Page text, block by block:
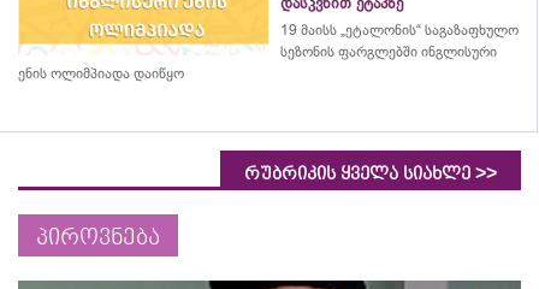
19 მაისს „ეტალონის“ საგაზაფხულო
სეზონის ფარგლებში ინგლისური
ენის ოლიმპიადა დაიწყო
რუბრიკის ყველა სიახლე >>
პიროვნება